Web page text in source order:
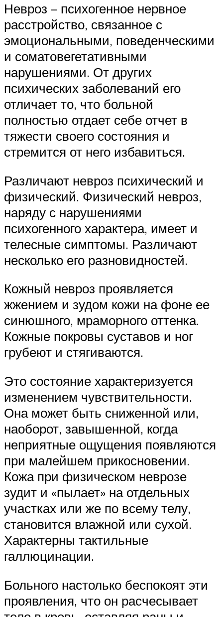
Невроз – психогенное нервное
расстройство, связанное с
эмоциональными, поведенческими
и соматовегетативными
нарушениями. От других
психических заболеваний его
отличает то, что больной
полностью отдает себе отчет в
тяжести своего состояния и
стремится от него избавиться.
Различают невроз психический и
физический. Физический невроз,
наряду с нарушениями
психогенного характера, имеет и
телесные симптомы. Различают
несколько его разновидностей.
Кожный невроз проявляется
жжением и зудом кожи на фоне ее
синюшного, мраморного оттенка.
Кожные покровы суставов и ног
грубеют и стягиваются.
Это состояние характеризуется
изменением чувствительности.
Она может быть сниженной или,
наоборот, завышенной, когда
неприятные ощущения появляются
при малейшем прикосновении.
Кожа при физическом неврозе
зудит и «пылает» на отдельных
участках или же по всему телу,
становится влажной или сухой.
Характерны тактильные
галлюцинации.
Больного настолько беспокоят эти
проявления, что он расчесывает